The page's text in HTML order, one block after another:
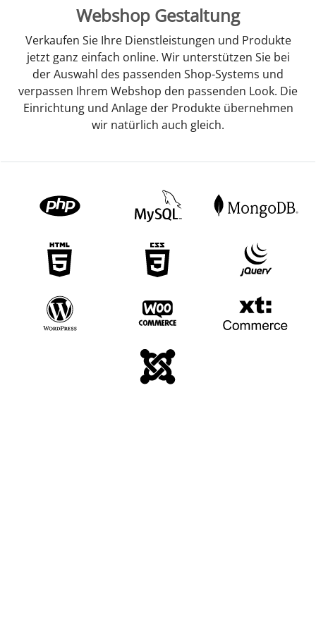
Webshop Gestaltung
Verkaufen Sie Ihre Dienstleistungen und Produkte
jetzt ganz einfach online. Wir unterstützen Sie bei
der Auswahl des passenden Shop-Systems und
verpassen Ihrem Webshop den passenden Look. Die
Einrichtung und Anlage der Produkte übernehmen
wir natürlich auch gleich.